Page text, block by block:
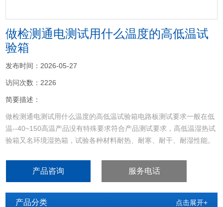
做检测通电测试用什么温度的高低温试
验箱
发布时间：2026-05-27
访问次数：2226
简要描述：
做检测通电测试用什么温度的高低温试验箱电路板测试要求一般在低
温--40~150高温产品没有特殊要求符合产品测试要求，高低温湿热试
验箱又名环境湿热箱，试验各种材料耐热、耐寒、耐干、耐湿性能。
环境下模拟运行，以评估该产品的工作品质，以便供产品的设计、改
产品咨询 服务电话
产品分类 点击展开+